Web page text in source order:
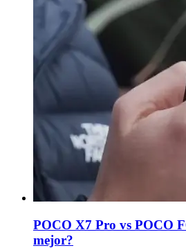
POCO X7 Pro vs POCO
mejor?